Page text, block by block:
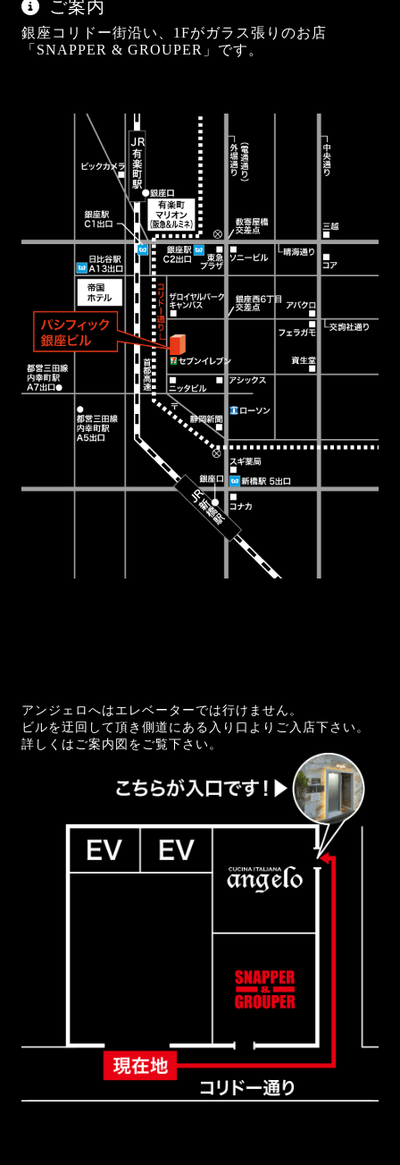
ご案内
銀座コリドー街沿い、1Fがガラス張りのお店
「SNAPPER & GROUPER」です。
アンジェロへはエレベーターでは行けません。
ビルを迂回して頂き側道にある入り口よりご入店下さい。
詳しくはご案内図をご覧下さい。